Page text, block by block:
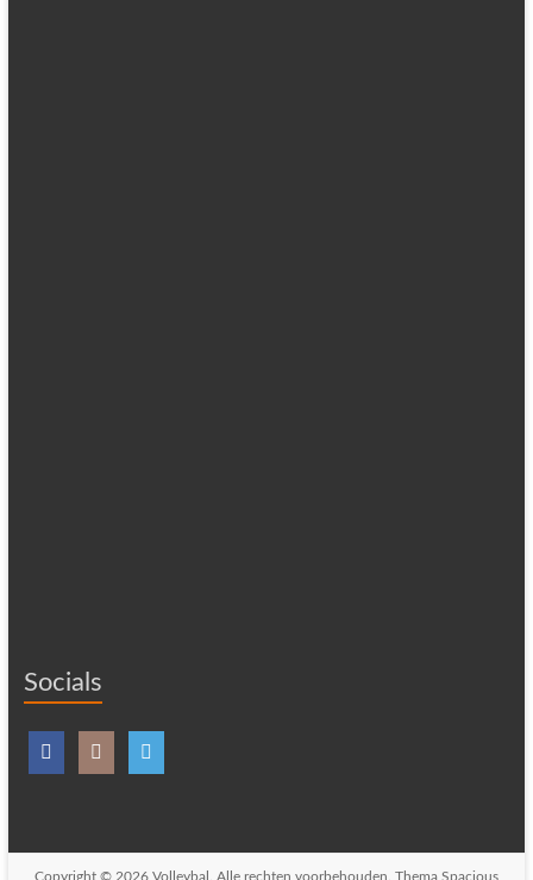
Socials
Copyright © 2026 Volleybal . Alle rechten voorbehouden. Thema Spacious